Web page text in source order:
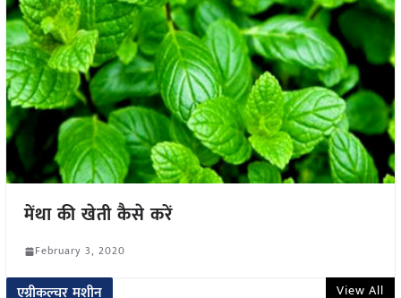
मेंथा की खेती कैसे करें
February 3, 2020
View All